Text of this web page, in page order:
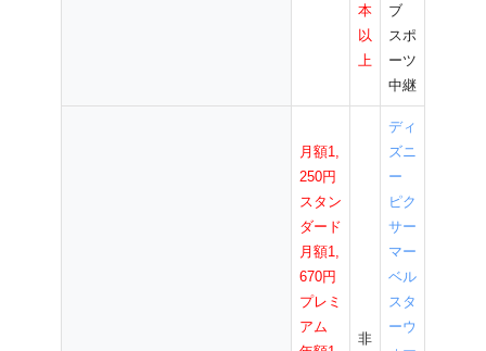
本
以
上
ブ
スポ
ーツ
中継
月額1,
250円
スタン
ダード
月額1,
670円
プレミ
アム
非
ディ
ズニ
ー
ピク
サー
マー
ベル
スタ
ーウ